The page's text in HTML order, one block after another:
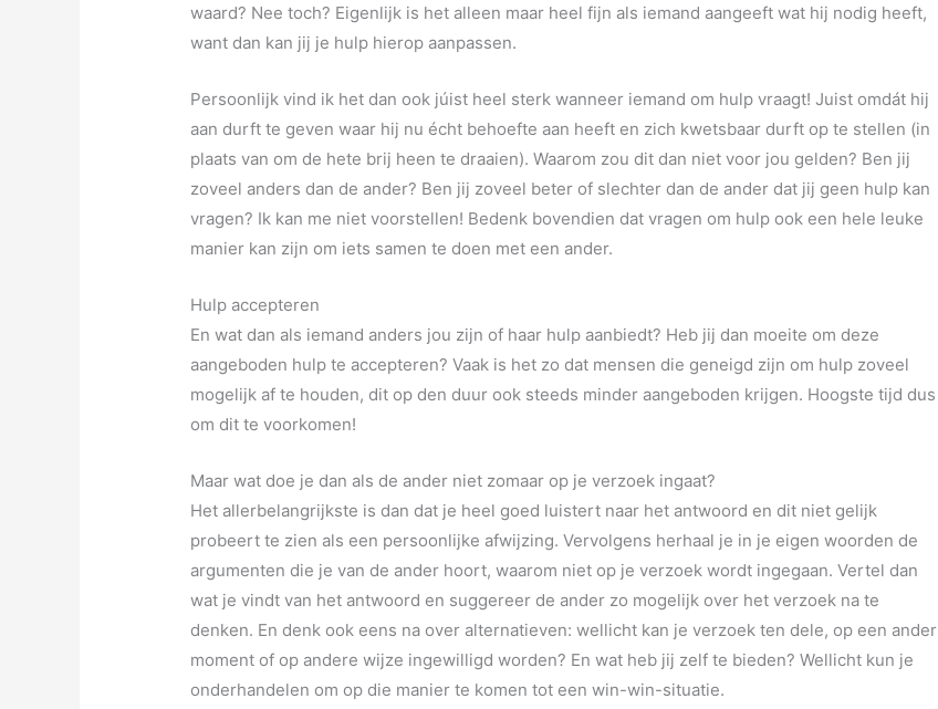
waard? Nee toch? Eigenlijk is het alleen maar heel fijn als iemand aangeeft wat hij nodig heeft,
want dan kan jij je hulp hierop aanpassen.
Persoonlijk vind ik het dan ook júist heel sterk wanneer iemand om hulp vraagt! Juist omdát hij
aan durft te geven waar hij nu écht behoefte aan heeft en zich kwetsbaar durft op te stellen (in
plaats van om de hete brij heen te draaien). Waarom zou dit dan niet voor jou gelden? Ben jij
zoveel anders dan de ander? Ben jij zoveel beter of slechter dan de ander dat jij geen hulp kan
vragen? Ik kan me niet voorstellen! Bedenk bovendien dat vragen om hulp ook een hele leuke
manier kan zijn om iets samen te doen met een ander.
Hulp accepteren
En wat dan als iemand anders jou zijn of haar hulp aanbiedt? Heb jij dan moeite om deze
aangeboden hulp te accepteren? Vaak is het zo dat mensen die geneigd zijn om hulp zoveel
mogelijk af te houden, dit op den duur ook steeds minder aangeboden krijgen. Hoogste tijd dus
om dit te voorkomen!
Maar wat doe je dan als de ander niet zomaar op je verzoek ingaat?
Het allerbelangrijkste is dan dat je heel goed luistert naar het antwoord en dit niet gelijk
probeert te zien als een persoonlijke afwijzing. Vervolgens herhaal je in je eigen woorden de
argumenten die je van de ander hoort, waarom niet op je verzoek wordt ingegaan. Vertel dan
wat je vindt van het antwoord en suggereer de ander zo mogelijk over het verzoek na te
denken. En denk ook eens na over alternatieven: wellicht kan je verzoek ten dele, op een ander
moment of op andere wijze ingewilligd worden? En wat heb jij zelf te bieden? Wellicht kun je
onderhandelen om op die manier te komen tot een win-win-situatie.